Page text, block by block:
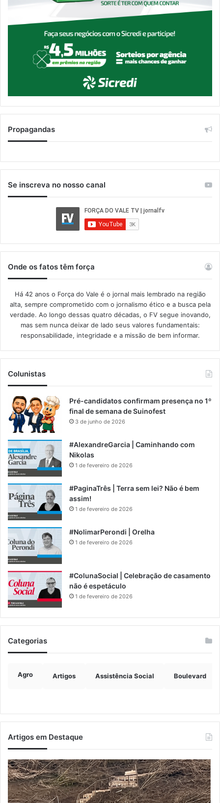
Propagandas
Se inscreva no nosso canal
Onde os fatos têm força
Há 42 anos o Força do Vale é o jornal mais lembrado na região
alta, sempre comprometido com o jornalismo ético e a busca pela
verdade. Ao longo dessas quatro décadas, o FV segue inovando,
mas sem nunca deixar de lado seus valores fundamentais:
responsabilidade, integridade e a missão de bem informar.​
Colunistas
Pré-candidatos confirmam presença no 1º
final de semana de Suinofest
3 de junho de 2026
#AlexandreGarcia | Caminhando com
Nikolas
1 de fevereiro de 2026
#PaginaTrês | Terra sem lei? Não é bem
assim!
1 de fevereiro de 2026
#NolimarPerondi | Orelha
1 de fevereiro de 2026
#ColunaSocial | Celebração de casamento
não é espetáculo
1 de fevereiro de 2026
Categorias
Agro Artigos Assistência Social Boulevard
Artigos em Destaque
Turisvales
2026
recebe
1200